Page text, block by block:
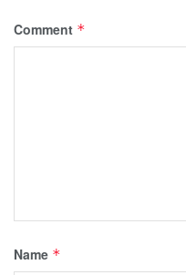
Comment *
Name *